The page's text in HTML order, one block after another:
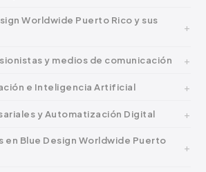
Worldwide Puerto Rico y sus
y medios de comunicación
e Inteligencia Artificial
y Automatización Digital
en Blue Design Worldwide Puerto